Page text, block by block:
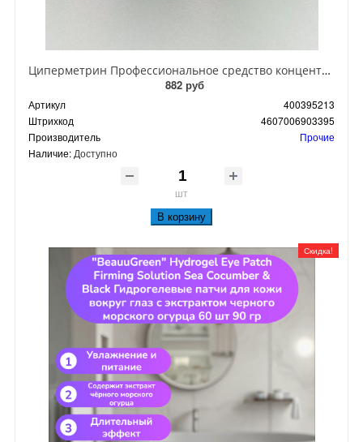
Циперметрин Профессиональное средство концентрат эмульсии 25% для уничтожения тараканов, мух,комаров, блох, клопов, муравьев, ос 50 мл
882 руб
Артикул
400395213
Штрихкод
4607006903395
Производитель
Прочие
Наличие: Доступно
шт
В корзину
Скидка!